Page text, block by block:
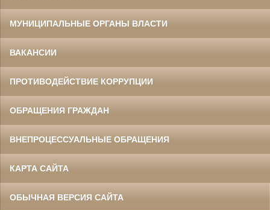
МУНИЦИПАЛЬНЫЕ ОРГАНЫ ВЛАСТИ
ВАКАНСИИ
ПРОТИВОДЕЙСТВИЕ КОРРУПЦИИ
ОБРАЩЕНИЯ ГРАЖДАН
ВНЕПРОЦЕССУАЛЬНЫЕ ОБРАЩЕНИЯ
КАРТА САЙТА
ОБЫЧНАЯ ВЕРСИЯ САЙТА